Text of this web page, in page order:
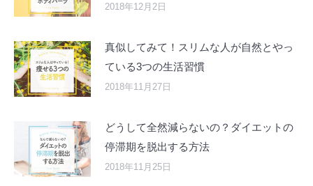
2018年12月2日
真似してみて！スリムな人が自然とやっ
ている3つの生活習慣
2018年11月27日
どうして全然減らないの？ダイエットの
停滞期を脱出する方法
2018年11月25日